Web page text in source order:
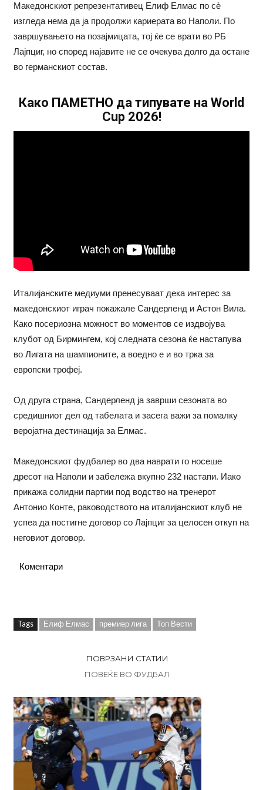
Македонскиот репрезентативец Елиф Елмас по сè
изгледа нема да ја продолжи кариерата во Наполи. По
завршувањето на позајмицата, тој ќе се врати во РБ
Лајпциг, но според најавите не се очекува долго да остане
во германскиот состав.
Како ПАМЕТНО да типувате на World
Cup 2026!
Италијанските медиуми пренесуваат дека интерес за
македонскиот играч покажале Сандерленд и Астон Вила.
Како посериозна можност во моментов се издвојува
клубот од Бирмингем, кој следната сезона ќе настапува
во Лигата на шампионите, а воедно е и во трка за
европски трофеј.
Од друга страна, Сандерленд ја заврши сезоната во
средишниот дел од табелата и засега важи за помалку
веројатна дестинација за Елмас.
Македонскиот фудбалер во два наврати го носеше
дресот на Наполи и забележа вкупно 232 настапи. Иако
прикажа солидни партии под водство на тренерот
Антонио Конте, раководството на италијанскиот клуб не
успеа да постигне договор со Лајпциг за целосен откуп на
неговиот договор.
Коментари
Tags Елиф Елмас премиер лига Топ Вести
ПОВРЗАНИ СТАТИИ
ПОВЕЌЕ ВО ФУДБАЛ